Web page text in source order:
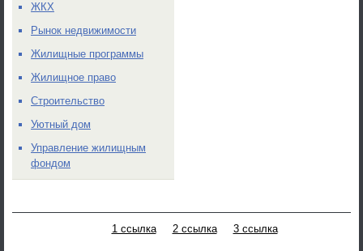
ЖКХ
Рынок недвижимости
Жилищные программы
Жилищное право
Строительство
Уютный дом
Управление жилищным
фондом
1 ссылка 2 ссылка 3 ссылка